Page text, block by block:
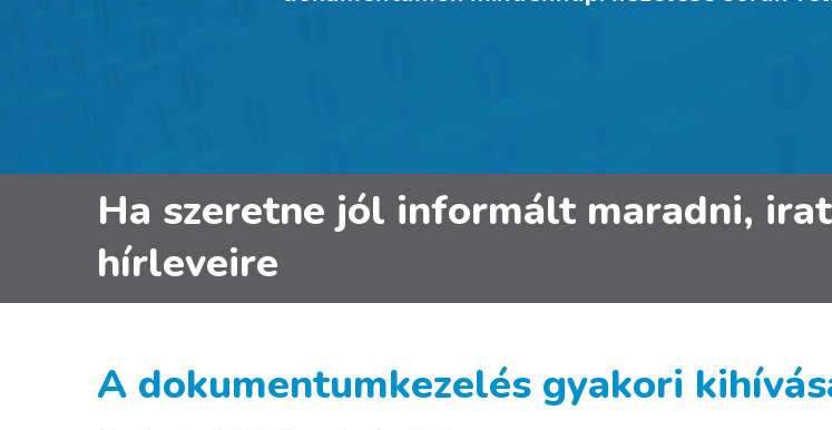
Ha szeretne jól informált maradni,
hírleveire
A dokumentumkezelés gyakori